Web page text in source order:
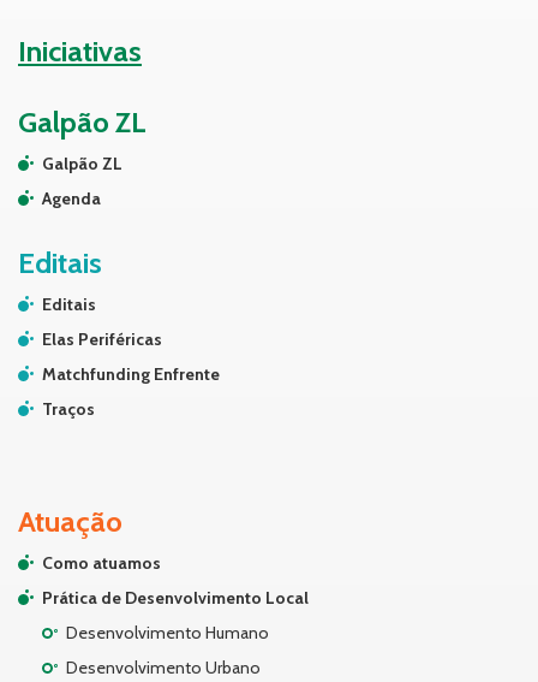
Iniciativas
Galpão ZL
Galpão ZL
Agenda
Editais
Editais
Elas Periféricas
Matchfunding Enfrente
Traços
Atuação
Como atuamos
Prática de Desenvolvimento Local
Desenvolvimento Humano
Desenvolvimento Urbano